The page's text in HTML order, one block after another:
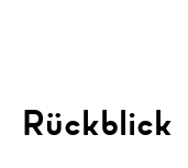
Rückblick